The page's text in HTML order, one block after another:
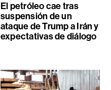
El petróleo cae tras
suspensión de un
ataque de Trump a Irán y
expectativas de diálogo